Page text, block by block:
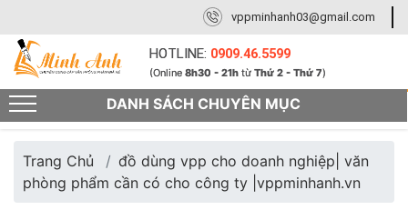
DANH SÁCH CHUYÊN MỤC
vppminhanh03@gmail.com
HOTLINE: 0909.46.5599
(Online8h30 - 21h từThứ 2 - Thứ 7)
Trang Chủ
đồ dùng vpp cho doanh nghiệp| văn
phòng phẩm cần có cho công ty |vppminhanh.vn